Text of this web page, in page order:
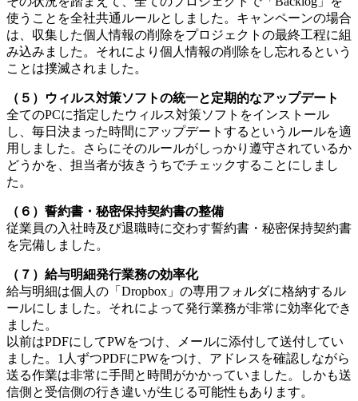
使うことを全社共通ルールとしました。キャンペーンの場合
は、収集した個人情報の削除をプロジェクトの最終工程に組
み込みました。それにより個人情報の削除をし忘れるという
ことは撲滅されました。
（５）ウィルス対策ソフトの統一と定期的なアップデート
全てのPCに指定したウィルス対策ソフトをインストール
し、毎日決まった時間にアップデートするというルールを適
用しました。さらにそのルールがしっかり遵守されているか
どうかを、担当者が抜きうちでチェックすることにしまし
た。
（６）誓約書・秘密保持契約書の整備
従業員の入社時及び退職時に交わす誓約書・秘密保持契約書
を完備しました。
（７）給与明細発行業務の効率化
給与明細は個人の「Dropbox」の専用フォルダに格納するル
ールにしました。それによって発行業務が非常に効率化でき
ました。
以前はPDFにしてPWをつけ、メールに添付して送付してい
ました。1人ずつPDFにPWをつけ、アドレスを確認しながら
送る作業は非常に手間と時間がかかっていました。しかも送
信側と受信側の行き違いが生じる可能性もあります。